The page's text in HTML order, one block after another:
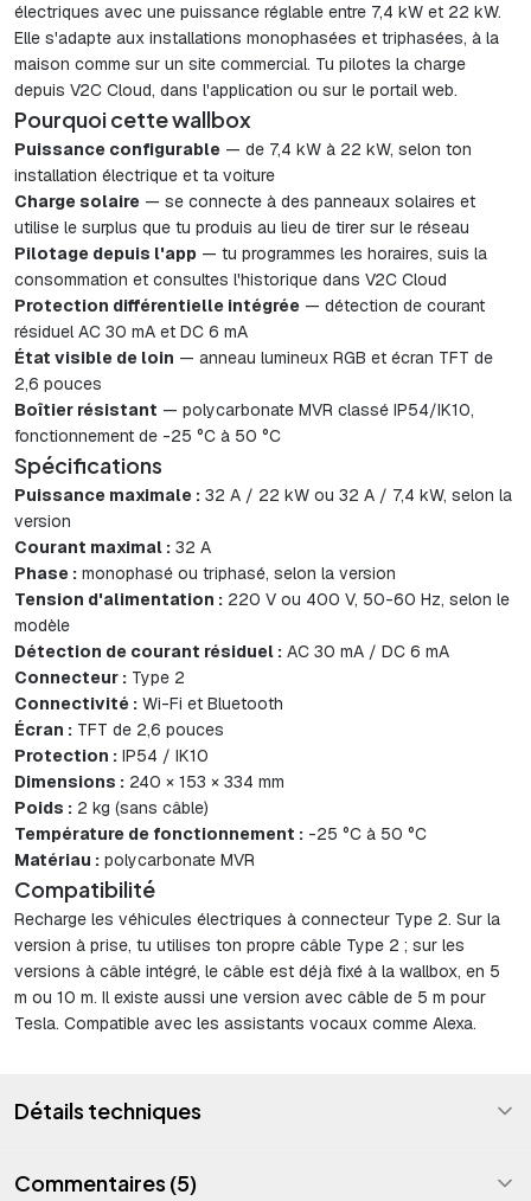
électriques avec une puissance réglable entre 7,4 kW et 22 kW.
Elle s'adapte aux installations monophasées et triphasées, à la
maison comme sur un site commercial. Tu pilotes la charge
depuis V2C Cloud, dans l'application ou sur le portail web.
Pourquoi cette wallbox
Puissance configurable — de 7,4 kW à 22 kW, selon ton
installation électrique et ta voiture
Charge solaire — se connecte à des panneaux solaires et
utilise le surplus que tu produis au lieu de tirer sur le réseau
Pilotage depuis l'app — tu programmes les horaires, suis la
consommation et consultes l'historique dans V2C Cloud
Protection différentielle intégrée — détection de courant
résiduel AC 30 mA et DC 6 mA
État visible de loin — anneau lumineux RGB et écran TFT de
2,6 pouces
Boîtier résistant — polycarbonate MVR classé IP54/IK10,
fonctionnement de -25 °C à 50 °C
Spécifications
Puissance maximale : 32 A / 22 kW ou 32 A / 7,4 kW, selon la
version
Courant maximal : 32 A
Phase : monophasé ou triphasé, selon la version
Tension d'alimentation : 220 V ou 400 V, 50-60 Hz, selon le
modèle
Détection de courant résiduel : AC 30 mA / DC 6 mA
Connecteur : Type 2
Connectivité : Wi-Fi et Bluetooth
Écran : TFT de 2,6 pouces
Protection : IP54 / IK10
Dimensions : 240 × 153 × 334 mm
Poids : 2 kg (sans câble)
Température de fonctionnement : -25 °C à 50 °C
Matériau : polycarbonate MVR
Compatibilité
Recharge les véhicules électriques à connecteur Type 2. Sur la
version à prise, tu utilises ton propre câble Type 2 ; sur les
versions à câble intégré, le câble est déjà fixé à la wallbox, en 5
m ou 10 m. Il existe aussi une version avec câble de 5 m pour
Tesla. Compatible avec les assistants vocaux comme Alexa.
Détails techniques
Commentaires (5)